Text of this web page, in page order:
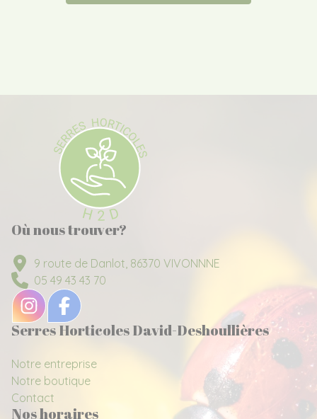
Où nous trouver?
9 route de Danlot, 86370 VIVONNNE
05 49 43 43 70
Serres Horticoles David-Deshoullières
Notre entreprise
Notre boutique
Contact
Nos horaires